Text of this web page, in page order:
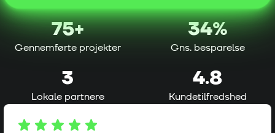
75+
Gennemførte projekter
34%
Gns. besparelse
3
Lokale partnere
4.8
Kundetilfredshed